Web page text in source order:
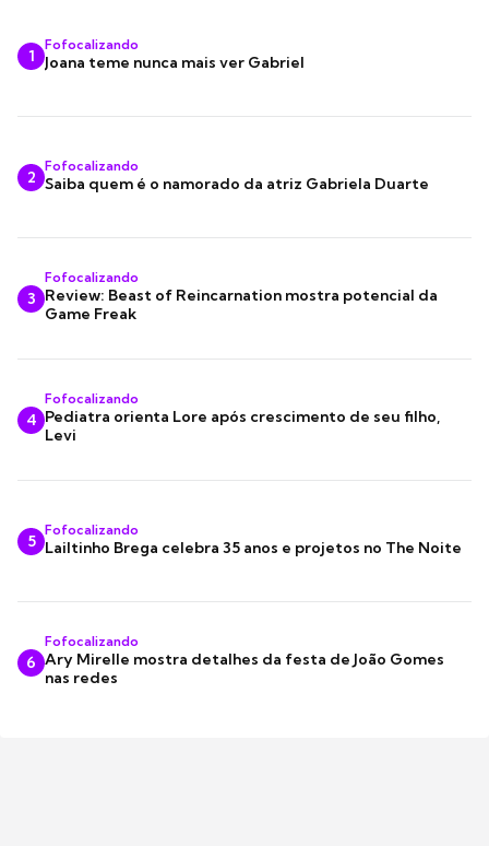
1
Fofocalizando
Joana teme nunca mais ver Gabriel
2
Fofocalizando
Saiba quem é o namorado da atriz Gabriela Duarte
3
Fofocalizando
Review: Beast of Reincarnation mostra potencial da
Game Freak
4
Fofocalizando
Pediatra orienta Lore após crescimento de seu filho,
Levi
5
Fofocalizando
Lailtinho Brega celebra 35 anos e projetos no The Noite
6
Fofocalizando
Ary Mirelle mostra detalhes da festa de João Gomes
nas redes